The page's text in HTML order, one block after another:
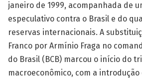
janeiro de 1999, acompanhada de
especulativo contra o Brasil e do
reservas internacionais. A
Franco por Armínio Fraga no
do Brasil (BCB) marcou o início do
macroeconômico, com a